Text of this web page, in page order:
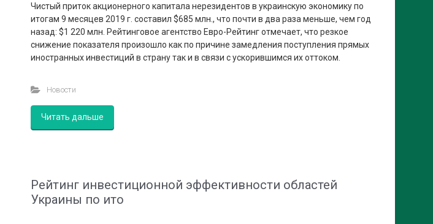
Чистый приток акционерного капитала нерезидентов в украинскую экономику по
итогам 9 месяцев 2019 г. составил $685 млн., что почти в два раза меньше, чем год
назад: $1 220 млн. Рейтинговое агентство Евро-Рейтинг отмечает, что резкое
снижение показателя произошло как по причине замедления поступления прямых
иностранных инвестиций в страну так и в связи с ускорившимся их оттоком.
Новости
Читать дальше
Рейтинг инвестиционной эффективности областей
Украины по ито